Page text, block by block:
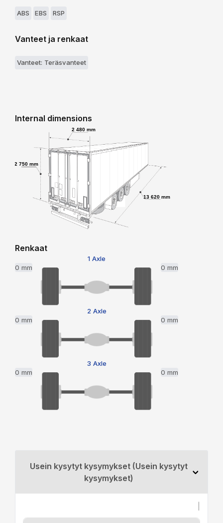
ABS EBS RSP
Vanteet ja renkaat
Vanteet: Teräsvanteet
Internal dimensions
2 480 mm
2 750 mm
13 620 mm
Renkaat
1 Axle
0 mm
0 mm
2 Axle
0 mm
0 mm
3 Axle
0 mm
0 mm
Usein kysytyt kysymykset (Usein kysytyt
kysymykset)